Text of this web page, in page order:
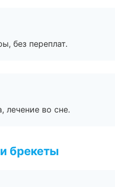
без переплат.
лечение во сне.
брекеты